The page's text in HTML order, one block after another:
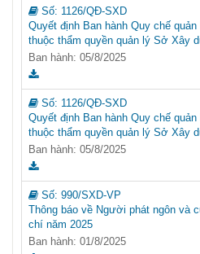
Số: 1126/QĐ-SXD
Quyết định Ban hành Quy chế
thuộc thẩm quyền quản lý Sở Xây
Ban hành: 05/8/2025
Số: 1126/QĐ-SXD
Quyết định Ban hành Quy chế
thuộc thẩm quyền quản lý Sở Xây
Ban hành: 05/8/2025
Số: 990/SXD-VP
Thông báo về Người phát ngôn và
chí năm 2025
Ban hành: 01/8/2025